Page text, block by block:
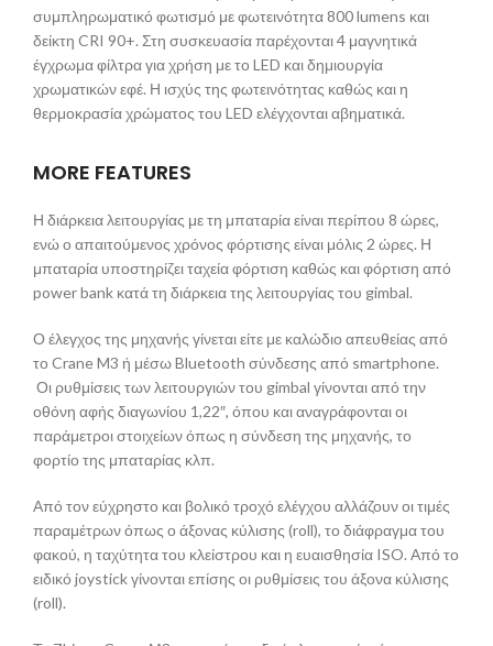
συμπληρωματικό φωτισμό με φωτεινότητα 800 lumens και
δείκτη CRI 90+. Στη συσκευασία παρέχονται 4 μαγνητικά
έγχρωμα φίλτρα για χρήση με το LED και δημιουργία
χρωματικών εφέ. Η ισχύς της φωτεινότητας καθώς και η
θερμοκρασία χρώματος του LED ελέγχονται αβηματικά.
MORE FEATURES
Η διάρκεια λειτουργίας με τη μπαταρία είναι περίπου 8 ώρες,
ενώ ο απαιτούμενος χρόνος φόρτισης είναι μόλις 2 ώρες. Η
μπαταρία υποστηρίζει ταχεία φόρτιση καθώς και φόρτιση από
power bank κατά τη διάρκεια της λειτουργίας του gimbal.
Ο έλεγχος της μηχανής γίνεται είτε με καλώδιο απευθείας από
το Crane M3 ή μέσω Bluetooth σύνδεσης από smartphone.
Οι ρυθμίσεις των λειτουργιών του gimbal γίνονται από την
οθόνη αφής διαγωνίου 1,22″, όπου και αναγράφονται οι
παράμετροι στοιχείων όπως η σύνδεση της μηχανής, το
φορτίο της μπαταρίας κλπ.
Από τον εύχρηστο και βολικό τροχό ελέγχου αλλάζουν οι τιμές
παραμέτρων όπως ο άξονας κύλισης (roll), το διάφραγμα του
φακού, η ταχύτητα του κλείστρου και η ευαισθησία ISO. Από το
ειδικό joystick γίνονται επίσης οι ρυθμίσεις του άξονα κύλισης
(roll).